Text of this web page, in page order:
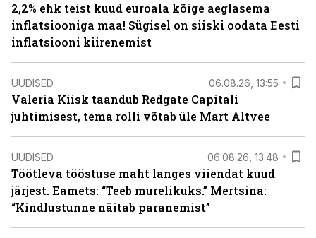
2,2% ehk teist kuud euroala kõige aeglasema
inflatsiooniga maa! Sügisel on siiski oodata Eesti
inflatsiooni kiirenemist
UUDISED 06.08.26, 13:55
Valeria Kiisk taandub Redgate Capitali
juhtimisest, tema rolli võtab üle Mart Altvee
UUDISED 06.08.26, 13:48
Töötleva tööstuse maht langes viiendat kuud
järjest. Eamets: “Teeb murelikuks.” Mertsina:
“Kindlustunne näitab paranemist”